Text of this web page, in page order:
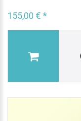
155,00 € *